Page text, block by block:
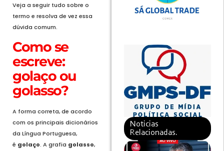
Veja a seguir tudo sobre o
termo e resolva de vez essa
dúvida comum.
Como se
escreve:
golaço ou
golasso?
A forma correta, de acordo
com os principais dicionários
da Língua Portuguesa,
é golaço. A grafia golasso,
Noticias
Relacionadas.